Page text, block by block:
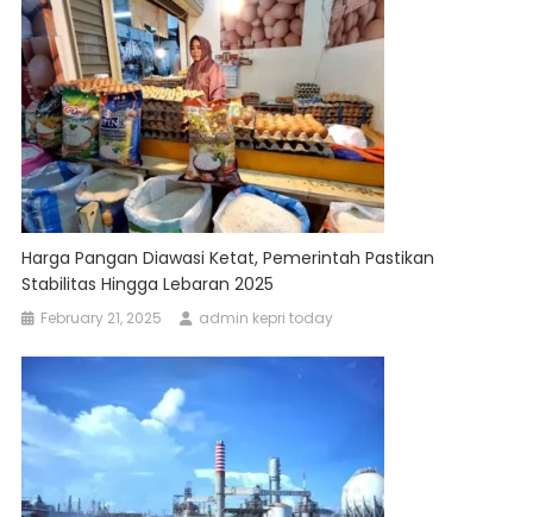
Harga Pangan Diawasi Ketat, Pemerintah Pastikan
Stabilitas Hingga Lebaran 2025
February 21, 2025 admin kepri today